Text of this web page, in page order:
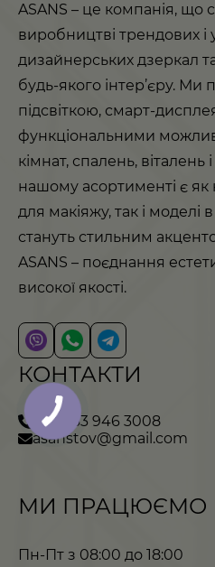
ASANS – це компанія, що
виробництві трендових і
дизайнерських дзеркал
будь-якого інтер’єру.
підсвіткою, смарт-
функціональними
кімнат, спалень, віталень
нашому асортименті є як
для макіяжу, так і моделі
стануть стильним
ASANS – поєднання
високої якості.
КОНТАКТИ
+380 63 946 3008
asanstov@gmail.com
МИ ПРАЦЮЄМО
Пн-Пт з 08:00 до 18:00